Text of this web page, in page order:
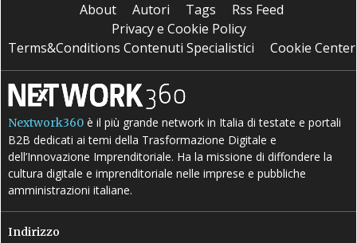
About Autori Tags
Rss Feed
Privacy e Cookie Policy
Terms&Conditions Contenuti Specialistici
Cookie Center
Nextwork360 è il più grande network in Italia di testate e portali
B2B dedicati ai temi della Trasformazione Digitale e
dell’Innovazione Imprenditoriale. Ha la missione di diffondere la
cultura digitale e imprenditoriale nelle imprese e pubbliche
amministrazioni italiane.
Indirizzo